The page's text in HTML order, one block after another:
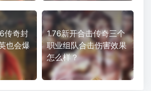
传奇封
也会爆
1.76新开合击传奇三个
职业组队合击伤害效果
怎么样？